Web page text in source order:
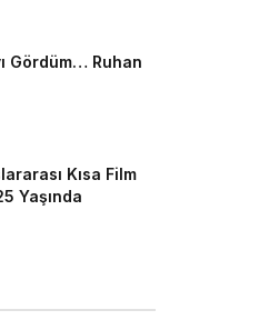
Gördüm… Ruhan
Kısa Film
Yaşında